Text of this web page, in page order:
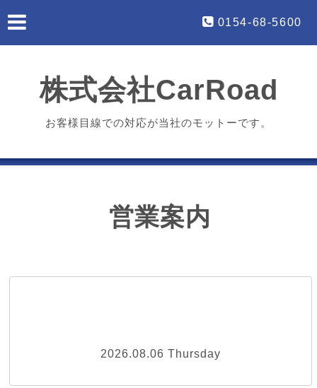
0154-68-5600
株式会社CarRoad
お客様目線での対応が当社のモットーです。
営業案内
2026.08.06 Thursday